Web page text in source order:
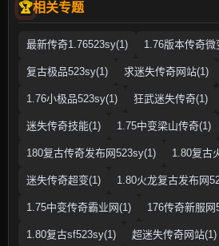
相关专题
最新传奇1.76523sy(1) 1.76版本传奇微
复古极品523sy(1) 求迷失传奇网站(1)
1.76小极品523sy(1) 狂武迷失传奇(1)
迷失传奇技能(1) 1.75中变梁山传奇(1)
180复古传奇发布网523sy(1) 1.80复古
迷失传奇超变(1) 1.80火龙复古发布网
1.75中变传奇霸业网(1) 176传奇新服网
1.80复古sf523sy(1) 超迷失传奇网站(1)